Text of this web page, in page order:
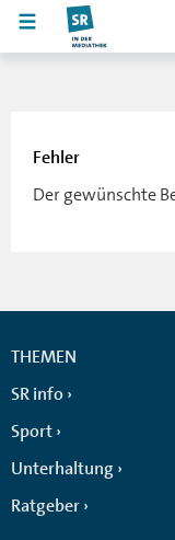
Fehler
Der gewünschte
THEMEN
SR info
Sport
Unterhaltung
Ratgeber